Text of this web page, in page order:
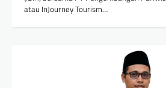
atau InJourney Tourism…